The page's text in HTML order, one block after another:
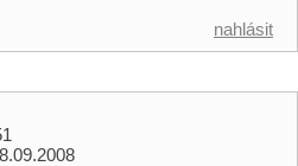
nahlásit